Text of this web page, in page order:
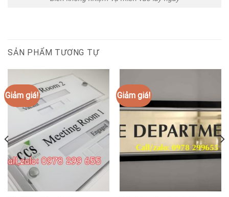
SẢN PHẨM TƯƠNG TỰ
Giảm giá! Giảm giá!